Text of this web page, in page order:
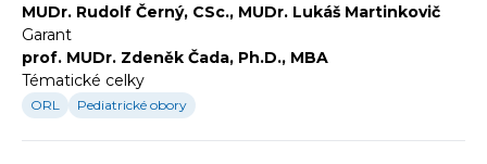
MUDr. Rudolf Černý, CSc., MUDr. Lukáš Martinkovič
Garant
prof. MUDr. Zdeněk Čada, Ph.D., MBA
Tématické celky
ORL Pediatrické obory